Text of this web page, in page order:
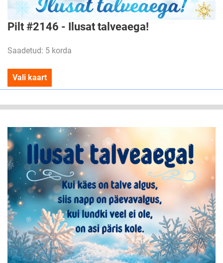
Pilt #2146 - Ilusat talveaega!
Saadetud: 5 korda
Vali kaart